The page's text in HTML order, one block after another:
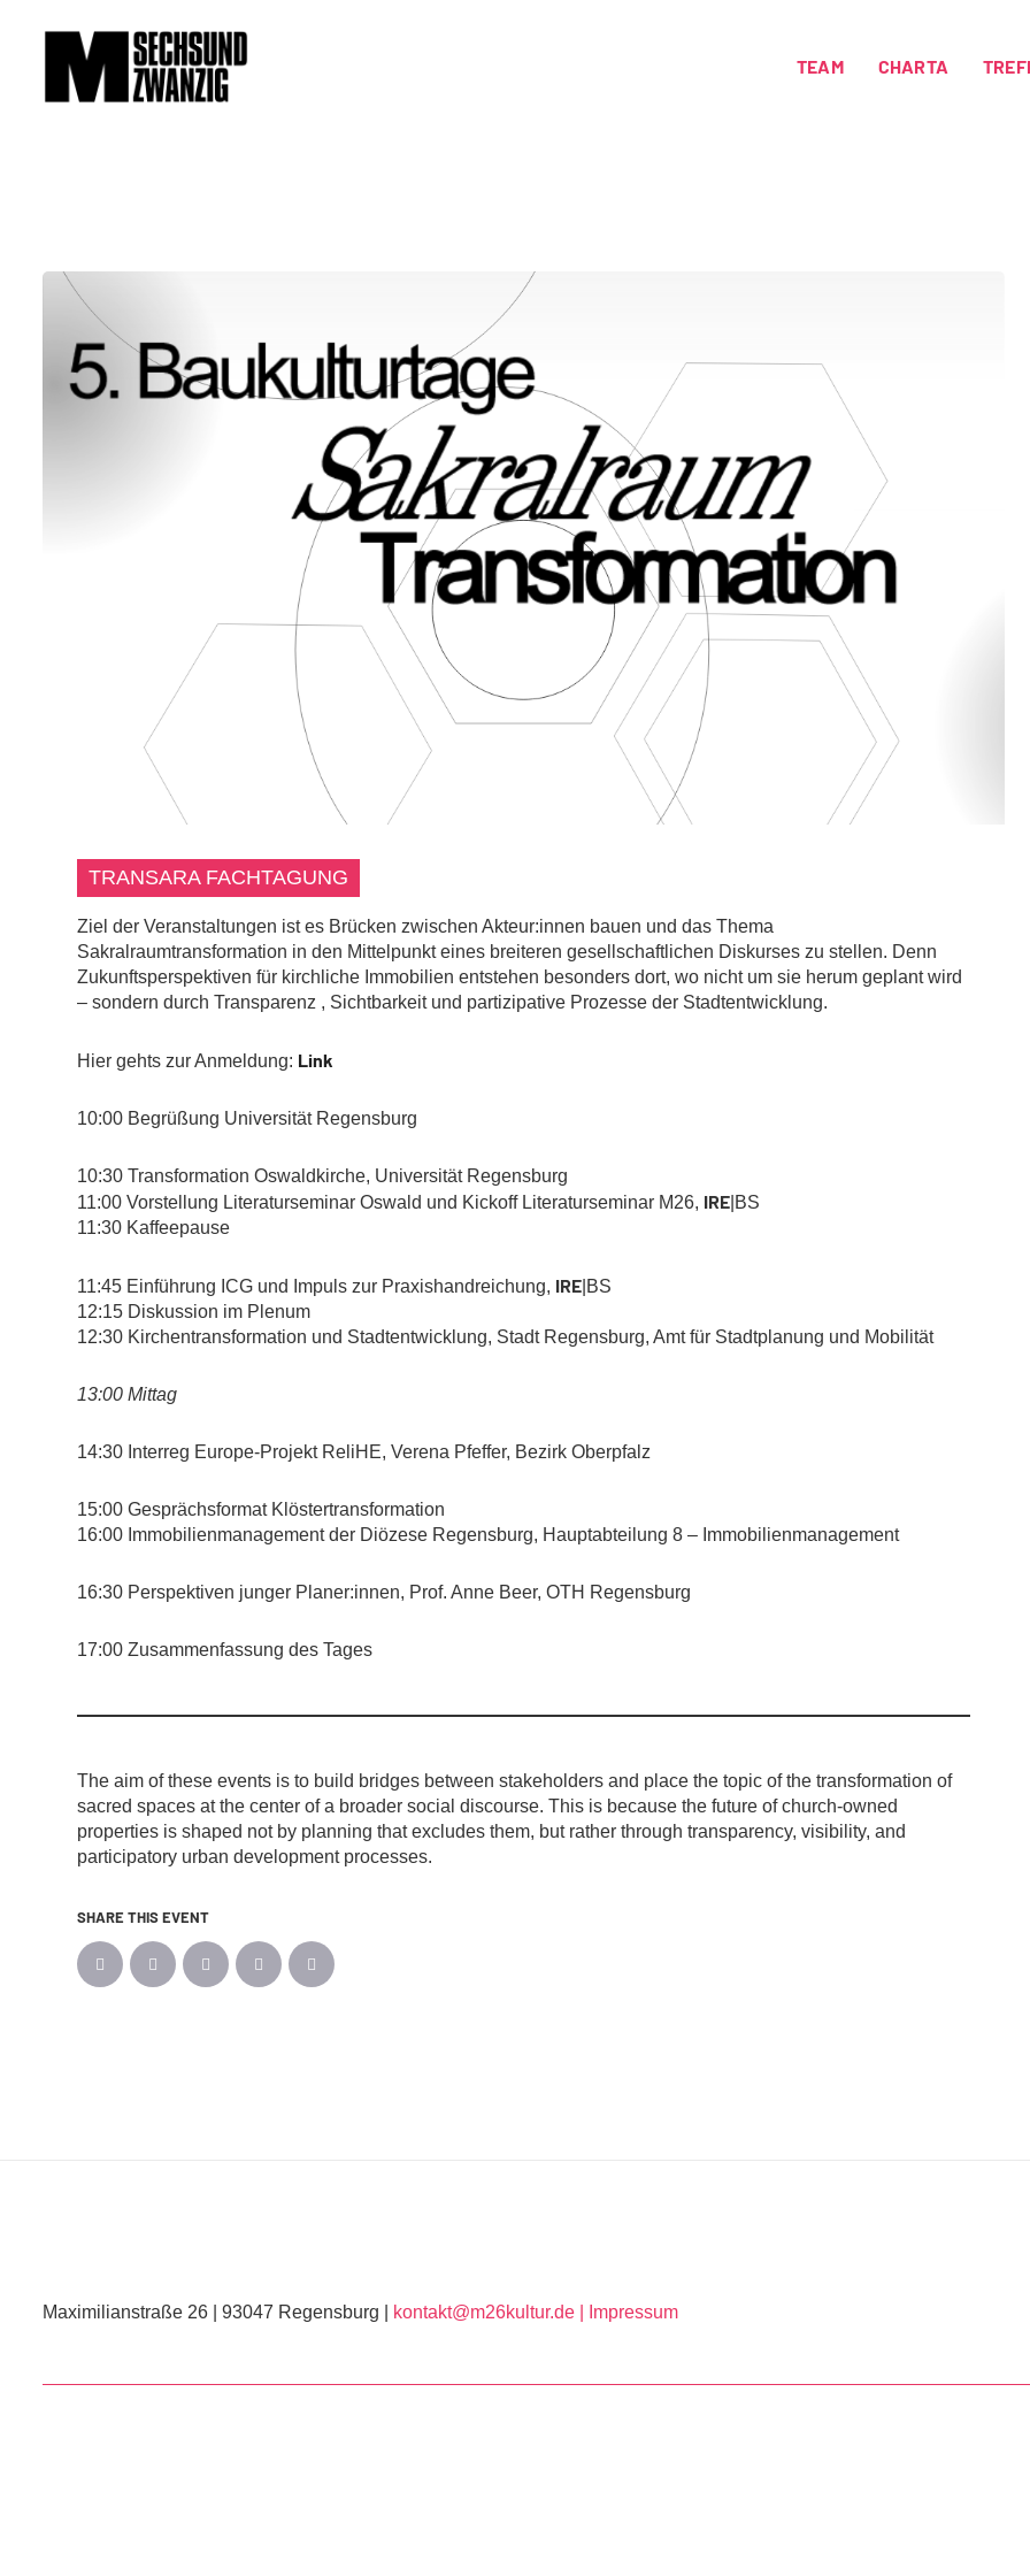
TEAM CHARTA
TRANSARA FACHTAGUNG
Ziel der Veranstaltungen ist es Brücken zwischen Akteur:innen bauen und das Thema
Sakralraumtransformation in den Mittelpunkt eines breiteren gesellschaftlichen Diskurses zu stellen. Denn
Zukunftsperspektiven für kirchliche Immobilien entstehen besonders dort, wo nicht um sie herum geplant wird
– sondern durch Transparenz , Sichtbarkeit und partizipative Prozesse der Stadtentwicklung.
Hier gehts zur Anmeldung: Link
10:00 Begrüßung Universität Regensburg
10:30 Transformation Oswaldkirche, Universität Regensburg
11:00 Vorstellung Literaturseminar Oswald und Kickoff Literaturseminar M26, IRE |BS
11:30 Kaffeepause
11:45 Einführung ICG und Impuls zur Praxishandreichung, IRE |BS
12:15 Diskussion im Plenum
12:30 Kirchentransformation und Stadtentwicklung, Stadt Regensburg, Amt für Stadtplanung und Mobilität
13:00 Mittag
14:30 Interreg Europe-Projekt ReliHE, Verena Pfeffer, Bezirk Oberpfalz
15:00 Gesprächsformat Klöstertransformation
16:00 Immobilienmanagement der Diözese Regensburg, Hauptabteilung 8 – Immobilienmanagement
16:30 Perspektiven junger Planer:innen, Prof. Anne Beer, OTH Regensburg
17:00 Zusammenfassung des Tages
The aim of these events is to build bridges between stakeholders and place the topic of the transformation of
sacred spaces at the center of a broader social discourse. This is because the future of church-owned
properties is shaped not by planning that excludes them, but rather through transparency, visibility, and
participatory urban development processes.
SHARE THIS EVENT
Maximilianstraße 26 | 93047 Regensburg | kontakt@m26kultur.de | Impressum